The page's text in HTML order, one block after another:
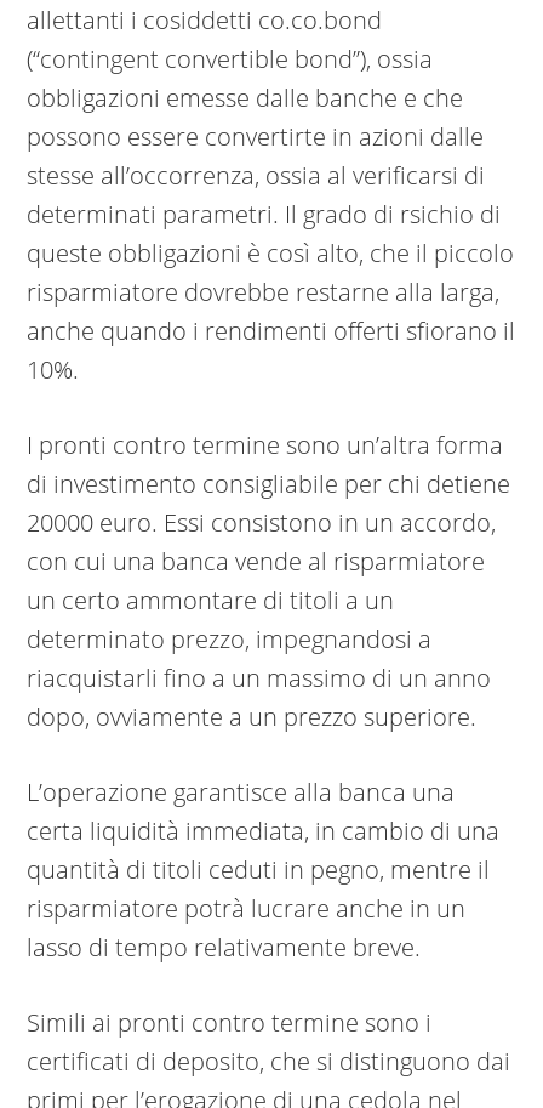
allettanti i cosiddetti co.co.bond
(“contingent convertible bond”), ossia
obbligazioni emesse dalle banche e che
possono essere convertirte in azioni dalle
stesse all’occorrenza, ossia al verificarsi di
determinati parametri. Il grado di rsichio di
queste obbligazioni è così alto, che il piccolo
risparmiatore dovrebbe restarne alla larga,
anche quando i rendimenti offerti sfiorano il
10%.
I pronti contro termine sono un’altra forma
di investimento consigliabile per chi detiene
20000 euro. Essi consistono in un accordo,
con cui una banca vende al risparmiatore
un certo ammontare di titoli a un
determinato prezzo, impegnandosi a
riacquistarli fino a un massimo di un anno
dopo, ovviamente a un prezzo superiore.
L’operazione garantisce alla banca una
certa liquidità immediata, in cambio di una
quantità di titoli ceduti in pegno, mentre il
risparmiatore potrà lucrare anche in un
lasso di tempo relativamente breve.
Simili ai pronti contro termine sono i
certificati di deposito, che si distinguono dai
primi per l’erogazione di una cedola nel